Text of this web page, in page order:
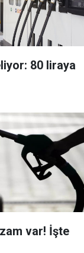
80 liraya
var! İşte